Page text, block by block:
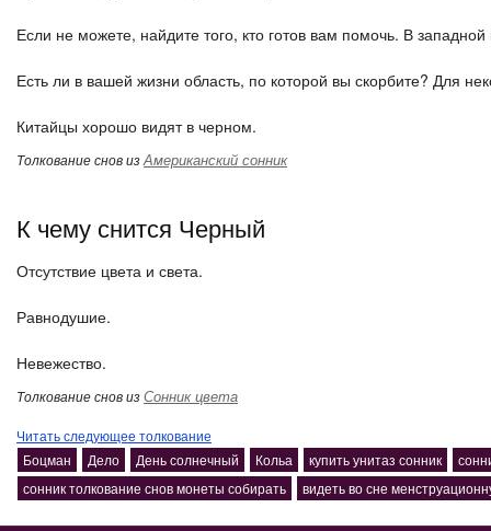
Если не можете, найдите того, кто готов вам помочь. В
Есть ли в вашей жизни область, по которой вы скорбите? Для
Китайцы хорошо видят в черном.
Толкование снов изАмериканский сонник
К чему снится Черный
Отсутствие цвета и света.
Равнодушие.
Невежество.
Толкование снов изСонник цвета
Читать следующее толкование
Боцман
Дело День солнечный Кольа купить унитаз сонник
сонник толкование снов монеты собирать
видеть во сне